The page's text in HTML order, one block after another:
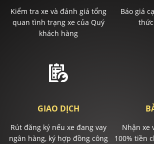
Kiểm tra xe và đánh giá tổng
quan tình trạng xe của Quý
khách hàng
Báo giá
GIAO DỊCH
Rút đăng ký nếu xe đang vay
ngân hàng, ký hợp đồng công
Nhận xe
100% tiền